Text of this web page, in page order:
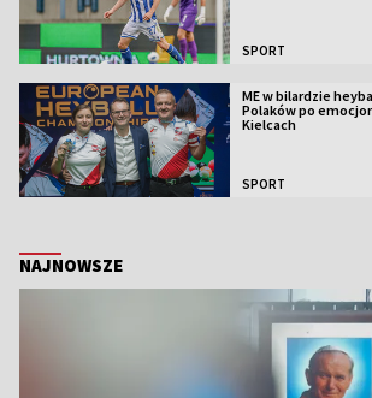
SPORT
ME w bilardzie
Polaków po
Kielcach
SPORT
NAJNOWSZE